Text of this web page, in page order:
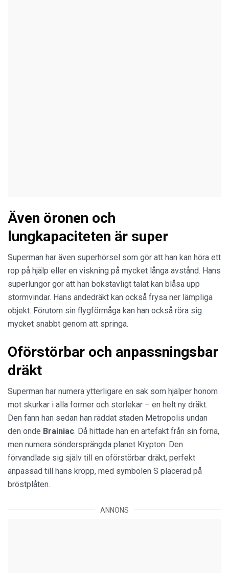
Även öronen och
lungkapaciteten är super
Superman har även superhörsel som gör att han kan höra ett
rop på hjälp eller en viskning på mycket långa avstånd. Hans
superlungor gör att han bokstavligt talat kan blåsa upp
stormvindar. Hans andedräkt kan också frysa ner lämpliga
objekt. Förutom sin flygförmåga kan han också röra sig
mycket snabbt genom att springa.
Oförstörbar och anpassningsbar
dräkt
Superman har numera ytterligare en sak som hjälper honom
mot skurkar i alla former och storlekar – en helt ny dräkt.
Den fann han sedan han räddat staden Metropolis undan
den onde Brainiac. Då hittade han en artefakt från sin forna,
men numera söndersprängda planet Krypton. Den
förvandlade sig själv till en oförstörbar dräkt, perfekt
anpassad till hans kropp, med symbolen S placerad på
bröstplåten.
ANNONS